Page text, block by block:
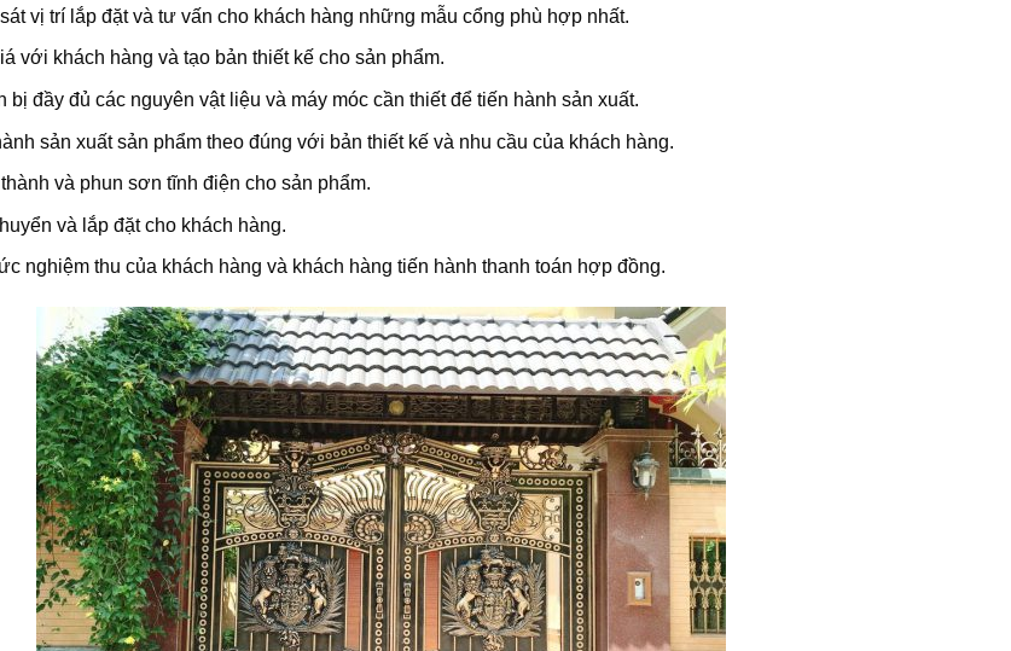
vị trí lắp đặt và tư vấn cho khách hàng những mẫu cổng phù hợp nhất.
với khách hàng và tạo bản thiết kế cho sản phẩm.
bị đầy đủ các nguyên vật liệu và máy móc cần thiết để tiến hành sản xuất.
sản xuất sản phẩm theo đúng với bản thiết kế và nhu cầu của khách hàng.
và phun sơn tĩnh điện cho sản phẩm.
và lắp đặt cho khách hàng.
nghiệm thu của khách hàng và khách hàng tiến hành thanh toán hợp đồng.